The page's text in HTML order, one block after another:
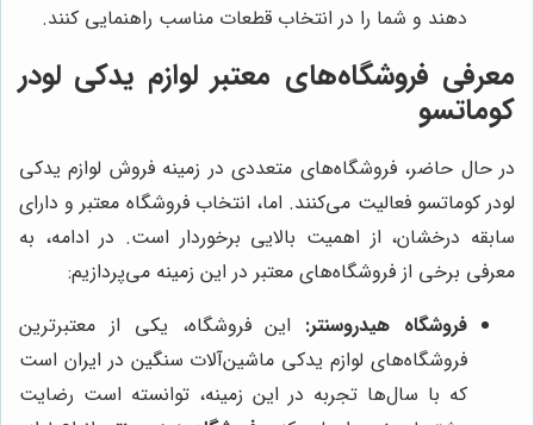
دهند و شما را در انتخاب قطعات مناسب راهنمایی کنند.
معرفی فروشگاه‌های معتبر لوازم یدکی لودر
کوماتسو
در حال حاضر، فروشگاه‌های متعددی در زمینه فروش لوازم یدکی
لودر کوماتسو فعالیت می‌کنند. اما، انتخاب فروشگاه معتبر و دارای
سابقه درخشان، از اهمیت بالایی برخوردار است. در ادامه، به
معرفی برخی از فروشگاه‌های معتبر در این زمینه می‌پردازیم:
فروشگاه هیدروسنتر: این فروشگاه، یکی از معتبرترین
فروشگاه‌های لوازم یدکی ماشین‌آلات سنگین در ایران است
که با سال‌ها تجربه در این زمینه، توانسته است رضایت